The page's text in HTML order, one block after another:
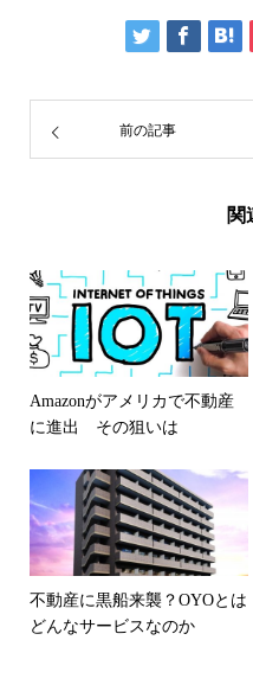
前の記事
関
Amazonがアメリカで不動産
に進出 その狙いは
不動産に黒船来襲？OYOとは
どんなサービスなのか